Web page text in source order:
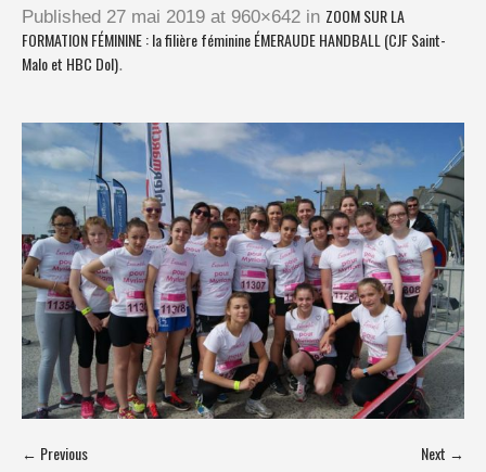
Published 27 mai 2019 at 960×642 in ZOOM SUR LA
FORMATION FÉMININE : la filière féminine ÉMERAUDE HANDBALL (CJF Saint-
Malo et HBC Dol).
← Previous Next →